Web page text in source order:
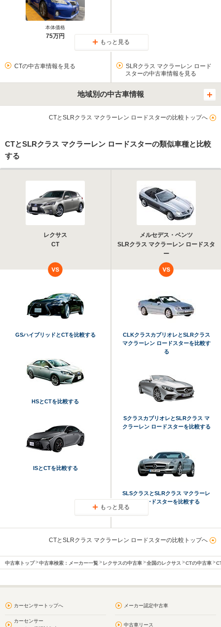
本体価格
75万円
もっと見る
CTの中古車情報を見る
SLRクラス マクラーレン ロード
スターの中古車情報を見る
地域別の中古車情報
CTとSLRクラス マクラーレン ロードスターの比較トップへ
CTとSLRクラス マクラーレン ロードスターの類似車種と比較
する
レクサス
CT
メルセデス・ベンツ
SLRクラス マクラーレン ロードスタ
ー
GSハイブリッドとCTを比較する
HSとCTを比較する
ISとCTを比較する
CLKクラスカブリオレとSLRクラス
マクラーレン ロードスターを比較す
る
SクラスカブリオレとSLRクラス マ
クラーレン ロードスターを比較する
SLSクラスとSLRクラス マクラーレ
ン ロードスターを比較する
もっと見る
CTとSLRクラス マクラーレン ロードスターの比較トップへ
中古車トップ 中古車検索：メーカー一覧 レクサスの中古車 全国のレクサス CTの中古車
カーセンサートップへ メーカー認定中古車
カーセンサー
中古車リース